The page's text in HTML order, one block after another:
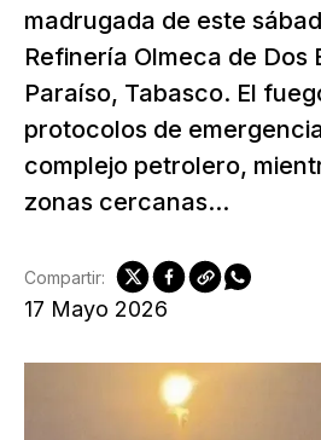
madrugada de este
Refinería Olmeca de Dos
Paraíso, Tabasco. El
protocolos de
complejo petrolero,
zonas cercanas...
17 Mayo 2026
Compartir: